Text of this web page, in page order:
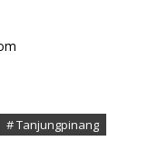
# Tanjungpinang